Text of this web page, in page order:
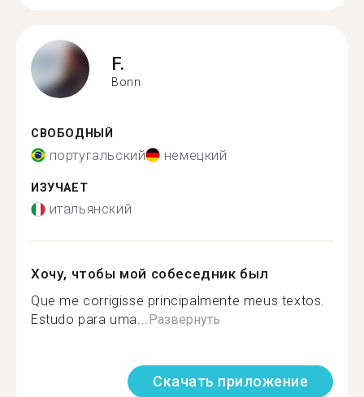
F.
Bonn
СВОБОДНЫЙ
португальский немецкий
ИЗУЧАЕТ
итальянский
Хочу, чтобы мой собеседник был
Que me corrigisse principalmente meus textos.
Estudo para uma...Развернуть
Скачать приложение